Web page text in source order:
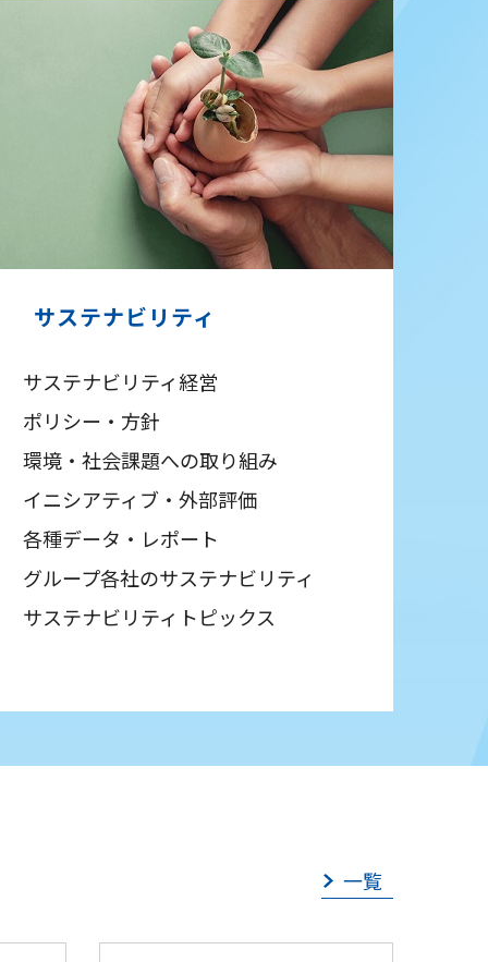
サステナビリティ
サステナビリティ経営
ポリシー・方針
環境・社会課題への取り組み
イニシアティブ・外部評価
各種データ・レポート
グループ各社のサステナビリティ
サステナビリティトピックス
一覧